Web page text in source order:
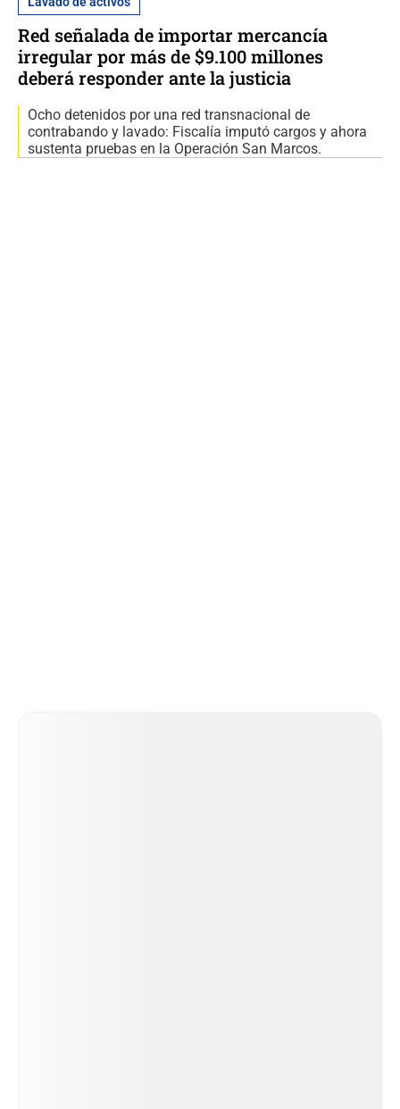
Red señalada de importar mercancía
irregular por más de $9.100 millones
deberá responder ante la justicia
Ocho detenidos por una red transnacional de
contrabando y lavado: Fiscalía imputó cargos y ahora
sustenta pruebas en la Operación San Marcos.